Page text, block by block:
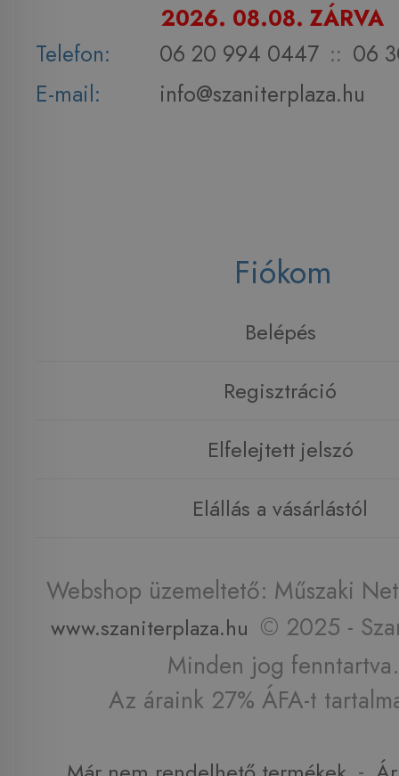
2026. 08.08. ZÁRVA
Telefon:
06 20 994 0447 :: 06
E-mail:
info@szaniterplaza.hu
Fiókom
Belépés
Regisztráció
Elfelejtett jelszó
Elállás a vásárlástól
Webshop üzemeltető: Műszaki
www.szaniterplaza.hu © 2025 -
Minden jog fenntartva.
Az áraink 27% ÁFA-t